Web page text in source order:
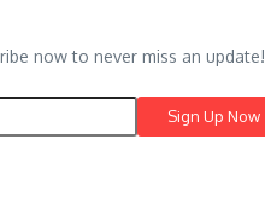
now to never miss an update!